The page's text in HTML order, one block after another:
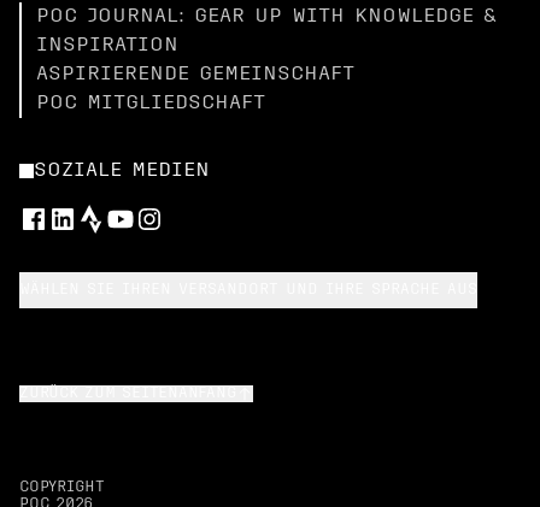
POC JOURNAL: GEAR UP WITH KNOWLEDGE &
INSPIRATION
ASPIRIERENDE GEMEINSCHAFT
POC MITGLIEDSCHAFT
SOZIALE MEDIEN
COPYRIGHT